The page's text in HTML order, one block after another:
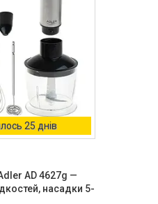
25 днів
AD 4627g —
насадки 5-